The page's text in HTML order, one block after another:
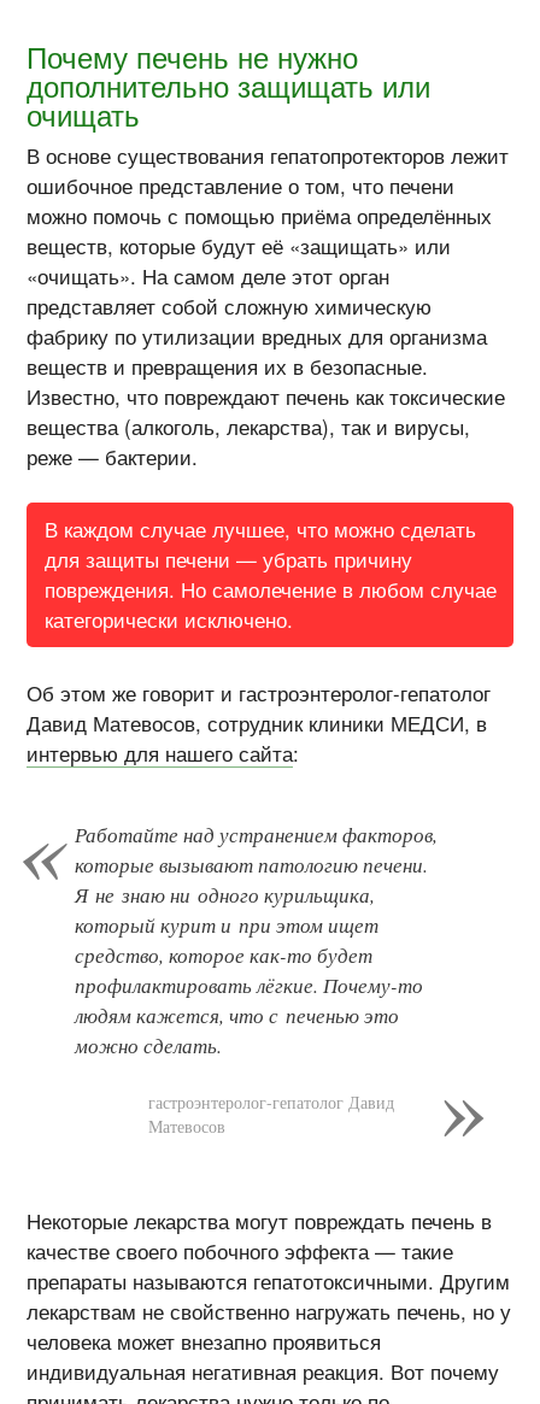
Почему печень не нужно
дополнительно защищать или
очищать
В основе существования гепатопротекторов лежит
ошибочное представление о том, что печени
можно помочь с помощью приёма определённых
веществ, которые будут её «защищать» или
«очищать». На самом деле этот орган
представляет собой сложную химическую
фабрику по утилизации вредных для организма
веществ и превращения их в безопасные.
Известно, что повреждают печень как токсические
вещества (алкоголь, лекарства), так и вирусы,
реже — бактерии.
В каждом случае лучшее, что можно сделать
для защиты печени — убрать причину
повреждения. Но самолечение в любом случае
категорически исключено.
Об этом же говорит и гастроэнтеролог-гепатолог
Давид Матевосов, сотрудник клиники МЕДСИ, в
интервью для нашего сайта:
Работайте над устранением факторов,
которые вызывают патологию печени.
Я не знаю ни одного курильщика,
который курит и при этом ищет
средство, которое как-то будет
профилактировать лёгкие. Почему-то
людям кажется, что с печенью это
можно сделать.
гастроэнтеролог-гепатолог Давид
Матевосов
Некоторые лекарства могут повреждать печень в
качестве своего побочного эффекта — такие
препараты называются гепатотоксичными. Другим
лекарствам не свойственно нагружать печень, но у
человека может внезапно проявиться
индивидуальная негативная реакция. Вот почему